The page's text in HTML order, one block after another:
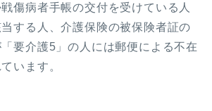
傷病者手帳の交付を受けている人
する人、介護保険の被保険者証の
要介護5」の人には郵便による不在
います。